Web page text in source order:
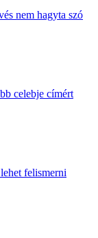
nem hagyta szó
celebje címért
felismerni